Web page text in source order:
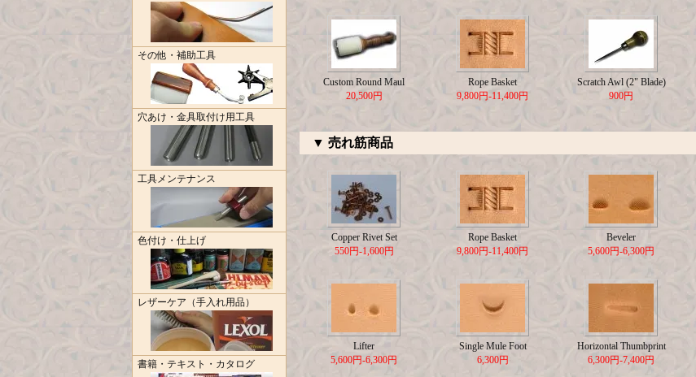
その他・補助工具
穴あけ・金具取付け用工具
工具メンテナンス
色付け・仕上げ
レザーケア（手入れ用品）
書籍・テキスト・カタログ
Custom Round Maul
20,500円
Rope Basket
9,800円-11,400円
Scratch Awl (2" Blade)
900円
▼ 売れ筋商品
Copper Rivet Set
550円-1,600円
Rope Basket
9,800円-11,400円
Beveler
5,600円-6,300円
Lifter
5,600円-6,300円
Single Mule Foot
6,300円
Horizontal Thumbprint
6,300円-7,400円